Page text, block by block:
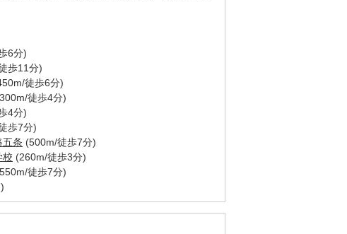
6分)
歩11分)
徒歩6分)
徒歩4分)
4分)
歩7分)
五条 (500m/徒歩7分)
校 (260m/徒歩3分)
徒歩7分)